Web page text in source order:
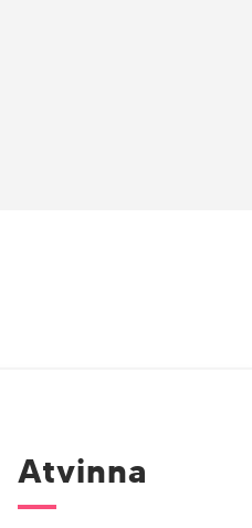
Atvinna